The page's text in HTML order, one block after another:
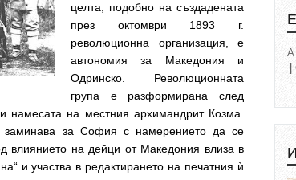
целта, подобно на създадената
през октомври 1893 г.
революционна организация, е
автономия за Македония и
Одринско. Революционната
група е разформирана след
намесата на местния архимандрит Козма.
заминава за София с намерението да се
влиянието на дейци от Македония влиза в
и участва в редактирането на печатния ѝ
А